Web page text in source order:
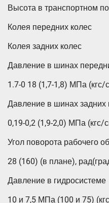
Высота в транспортном
Колея передних колес
Колея задних колес
Давление в шинах
1.7-0 18 (1,7-1,8) МПа (кгс/
Давление в шинах задних
0,19-0,2 (1,9-2,0) МПа (кгс/
Угол поворота рабочего
28 (160) (в плане),
Давление в гидросистеме
10 и 7,5 МПа (100 и 75)